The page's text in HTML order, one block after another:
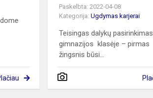
Paskelbta: 2022-04-08
Kategorija:Ugdymas karjerai
Teisingas dalykų pasirinkimas
gimnazijos klasėje – pirmas
žingsnis būsi...